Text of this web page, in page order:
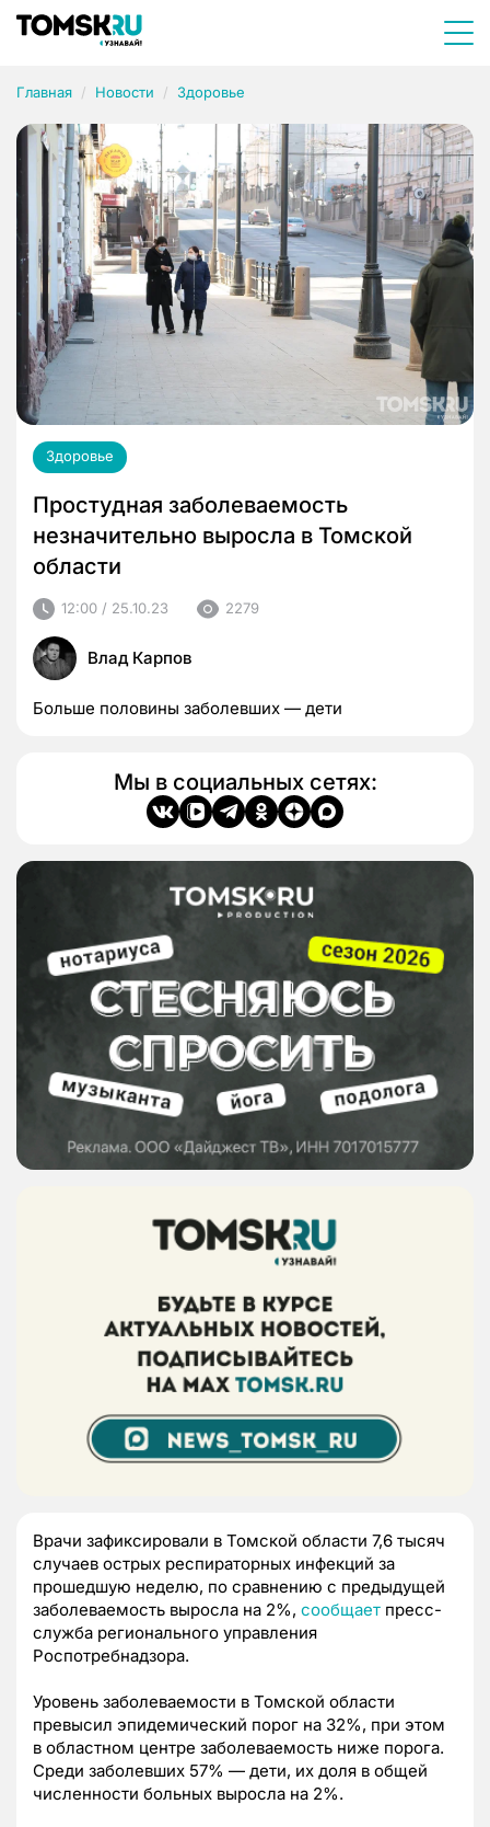
Главная Новости Здоровье
Здоровье
Простудная заболеваемость
незначительно выросла в Томской
области
12:00 / 25.10.23 2279
Влад Карпов
Больше половины заболевших — дети
Мы в социальных сетях:
Врачи зафиксировали в Томской области 7,6 тысяч
случаев острых респираторных инфекций за
прошедшую неделю, по сравнению с предыдущей
заболеваемость выросла на 2%, сообщает пресс-
служба регионального управления
Роспотребнадзора.
Уровень заболеваемости в Томской области
превысил эпидемический порог на 32%, при этом
в областном центре заболеваемость ниже порога.
Среди заболевших 57% — дети, их доля в общей
численности больных выросла на 2%.